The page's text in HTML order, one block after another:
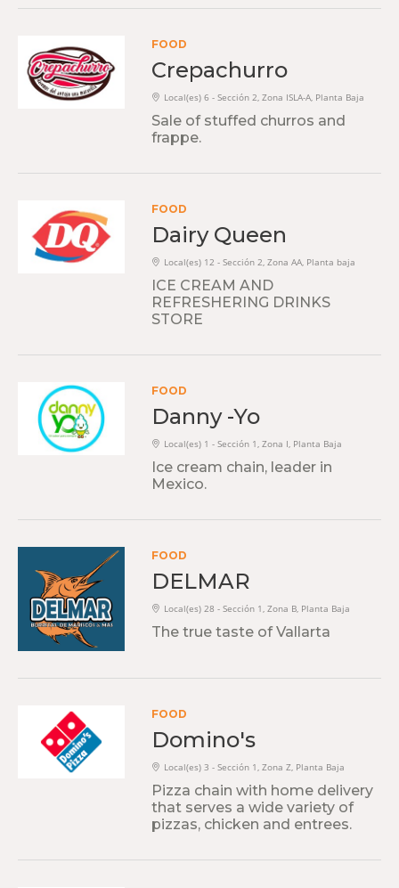
FOOD
Crepachurro
Local(es) 6 - Sección 2, Zona ISLA-A, Planta Baja
Sale of stuffed churros and
frappe.
FOOD
Dairy Queen
Local(es) 12 - Sección 2, Zona AA, Planta baja
ICE CREAM AND
REFRESHERING DRINKS
STORE
FOOD
Danny -Yo
Local(es) 1 - Sección 1, Zona I, Planta Baja
Ice cream chain, leader in
Mexico.
FOOD
DELMAR
Local(es) 28 - Sección 1, Zona B, Planta Baja
The true taste of Vallarta
FOOD
Domino's
Local(es) 3 - Sección 1, Zona Z, Planta Baja
Pizza chain with home delivery
that serves a wide variety of
pizzas, chicken and entrees.